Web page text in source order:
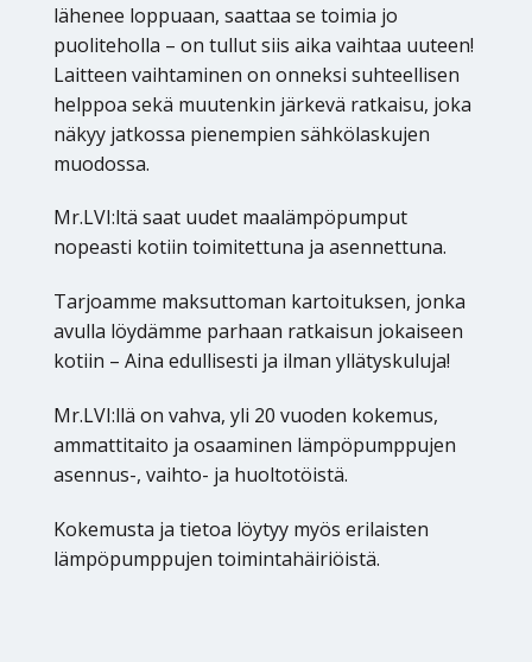
lähenee loppuaan, saattaa se toimia jo
puoliteholla – on tullut siis aika vaihtaa uuteen!
Laitteen vaihtaminen on onneksi suhteellisen
helppoa sekä muutenkin järkevä ratkaisu, joka
näkyy jatkossa pienempien sähkölaskujen
muodossa.
Mr.LVI:ltä saat uudet maalämpöpumput
nopeasti kotiin toimitettuna ja asennettuna.
Tarjoamme maksuttoman kartoituksen, jonka
avulla löydämme parhaan ratkaisun jokaiseen
kotiin – Aina edullisesti ja ilman yllätyskuluja!
Mr.LVI:llä on vahva, yli 20 vuoden kokemus,
ammattitaito ja osaaminen lämpöpumppujen
asennus-, vaihto- ja huoltotöistä.
Kokemusta ja tietoa löytyy myös erilaisten
lämpöpumppujen toimintahäiriöistä.